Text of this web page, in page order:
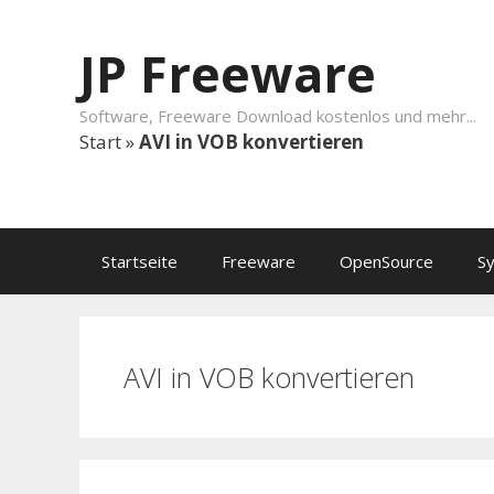
JP Freeware
Software, Freeware Download kostenlos und mehr...
Start»AVI in VOB konvertieren
Startseite Freeware OpenSource
AVI in VOB konvertieren